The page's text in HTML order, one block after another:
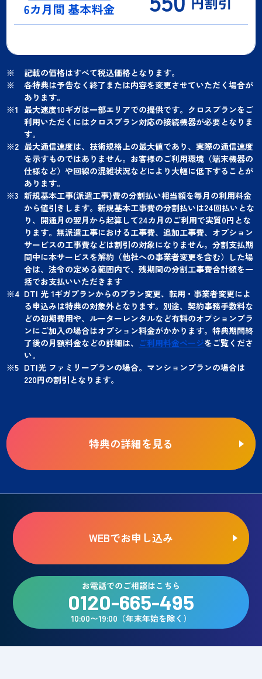
記載の価格はすべて税込価格となります。
各特典は予告なく終了または内容を変更させていただく場合が
あります。
最大速度10ギガは一部エリアでの提供です。クロスプランをご
利用いただくにはクロスプラン対応の接続機器が必要となりま
す。
最大通信速度は、技術規格上の最大値であり、実際の通信速度
を示すものではありません。お客様のご利用環境（端末機器の
仕様など）や回線の混雑状況などにより大幅に低下することが
あります。
新規基本工事(派遣工事)費の分割払い相当額を毎月の利用料金
から値引きします。新規基本工事費の分割払いは24回払いとな
り、開通月の翌月から起算して24カ月のご利用で実質0円とな
ります。無派遣工事における工事費、追加工事費、オプション
サービスの工事費などは割引の対象になりません。分割支払期
間中に本サービスを解約（他社への事業者変更を含む）した場
合は、法令の定める範囲内で、残期間の分割工事費合計額を一
括でお支払いいただきます
DTI 光 1ギガプランからのプラン変更、転用・事業者変更によ
る申込みは特典の対象外となります。別途、契約事務手数料な
どの初期費用や、ルーターレンタルなど有料のオプションプラ
ンにご加入の場合はオプション料金がかかります。特典期間終
了後の月額料金などの詳細は、 ご利用料金ページをご覧くださ
い。
DTI光 ファミリープランの場合。マンションプランの場合は
220円の割引となります。
特典の詳細を見る
WEBでお申し込み
お電話でのご相談はこちら
0120-665-495
10:00〜19:00（年末年始を除く）